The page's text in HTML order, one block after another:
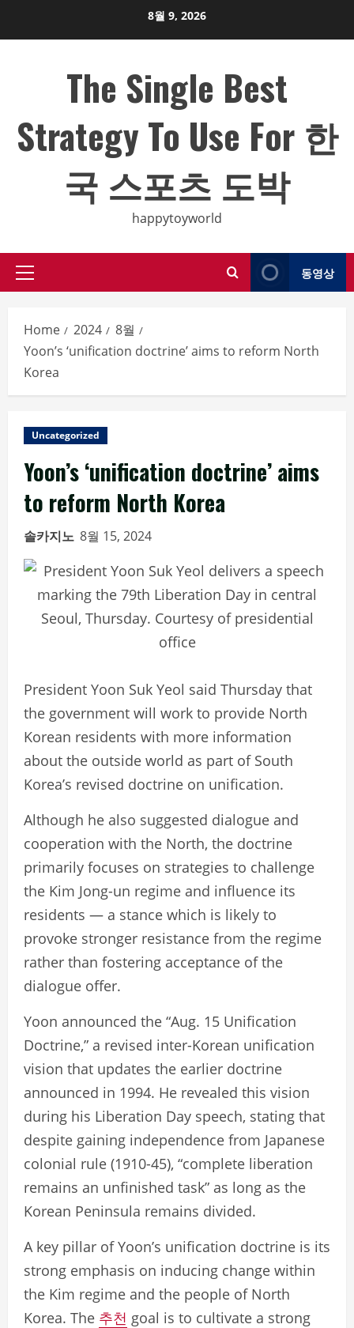
8월 9, 2026
The Single Best
Strategy To Use For 한
국 스포츠 도박
happytoyworld
Primary
동영상
Home 2024
8월
Yoon’s ‘unification doctrine’ aims to reform North
Korea
Uncategorized
Yoon’s ‘unification doctrine’ aims
to reform North Korea
솔카지노 8월 15, 2024
President Yoon Suk Yeol said Thursday that
the government will work to provide North
Korean residents with more information
about the outside world as part of South
Korea’s revised doctrine on unification.
Although he also suggested dialogue and
cooperation with the North, the doctrine
primarily focuses on strategies to challenge
the Kim Jong-un regime and influence its
residents — a stance which is likely to
provoke stronger resistance from the regime
rather than fostering acceptance of the
dialogue offer.
Yoon announced the “Aug. 15 Unification
Doctrine,” a revised inter-Korean unification
vision that updates the earlier doctrine
announced in 1994. He revealed this vision
during his Liberation Day speech, stating that
despite gaining independence from Japanese
colonial rule (1910-45), “complete liberation
remains an unfinished task” as long as the
Korean Peninsula remains divided.
A key pillar of Yoon’s unification doctrine is its
strong emphasis on inducing change within
the Kim regime and the people of North
Korea. The 추천 goal is to cultivate a strong